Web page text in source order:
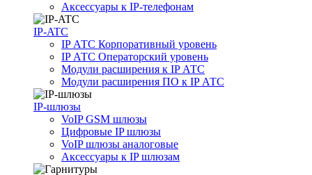
Аксессуары к IP-телефонам
IP-ATC
IP АТС Корпоративный уровень
IP АТС Операторский уровень
Модули расширения к IP АТС
Модули расширения ПО к IP АТС
IP-шлюзы
VoIP GSM шлюзы
Цифровые IP шлюзы
VoIP шлюзы аналоговые
Аксессуары к IP шлюзам